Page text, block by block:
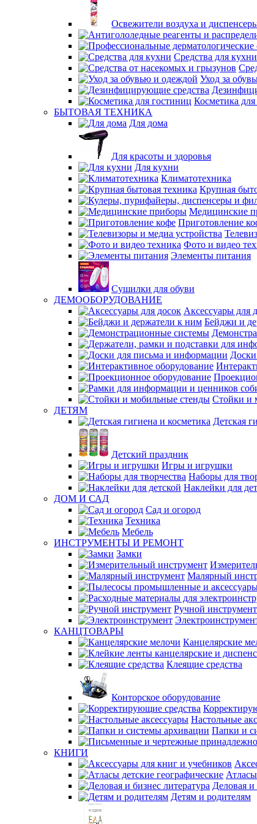
Освежители воздуха и
Средства для кухни
Уход за
Косметика
БЫТОВАЯ ТЕХНИКА
Для дома
Для красоты и здоровья
Для кухни
Климатотехника
Крупная
Медицинские
Приготовление
Фото и видео
Элементы питания
Сушилки для обуви
ДЕМООБОРУДОВАНИЕ
Аксессуары для
Бейджи и
Стойки и
ДЕТЯМ
Детская
Детский праздник
Игры и игрушки
Наборы для
Наклейки для
ДОМ И САД
Сад и огород
Техника
Мебель
ИНСТРУМЕНТЫ И РЕМОНТ
Замки
Малярный
Ручной инструмент
КАНЦТОВАРЫ
Канцелярские
Клеящие средства
Конторское оборудование
Настольные
Папки и
КНИГИ
Деловая и
Детям и родителям